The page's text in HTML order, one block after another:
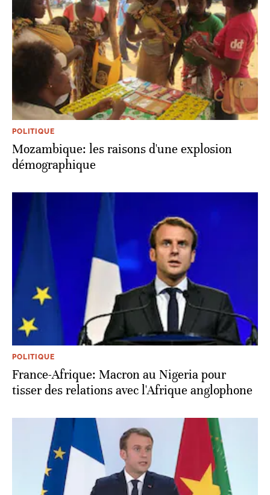
POLITIQUE
​Mozambique: les raisons d'une explosion
démographique
POLITIQUE
France-Afrique: Macron au Nigeria pour
tisser des relations avec l'Afrique anglophone